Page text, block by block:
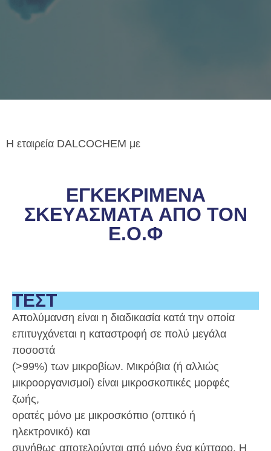
Η εταιρεία DALCOCHEM με
ΕΓΚΕΚΡΙΜEΝΑ
ΣΚΕΥAΣΜΑΤΑ ΑΠO ΤΟΝ
Ε.Ο.Φ
ΤΕΣΤ
Απολύμανση είναι η διαδικασία κατά την οποία
επιτυγχάνεται η καταστροφή σε πολύ μεγάλα
ποσοστά
(>99%) των μικροβίων. Μικρόβια (ή αλλιώς
μικροοργανισμοί) είναι μικροσκοπικές μορφές
ζωής,
ορατές μόνο με μικροσκόπιο (οπτικό ή
ηλεκτρονικό) και
συνήθως αποτελούνται από μόνο ένα κύτταρο. Η